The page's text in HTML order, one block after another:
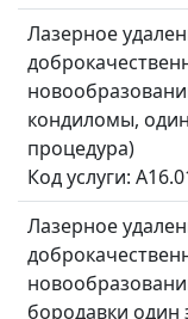
Лазерное
кондиломы,
процедура)
Код услуги:
Лазерное
бородавки один